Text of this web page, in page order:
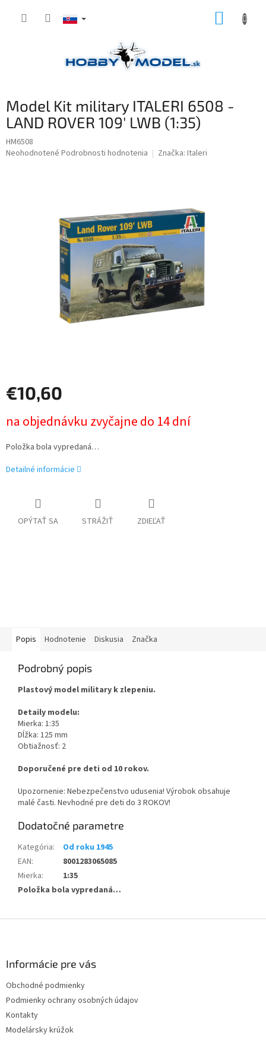
Model Kit military ITALERI 6508 -
LAND ROVER 109' LWB (1:35)
HM6508
Priemerné
Neohodnotené Podrobnosti hodnotenia Značka: Italeri
€10,60
cena:
na objednávku zvyčajne do 14 dní
Položka bola vypredaná…
Detailné informácie
OPÝTAŤ SA STRÁŽIŤ ZDIEĽAŤ
Popis Hodnotenie Diskusia Značka
Podrobný popis
Plastový model military k zlepeniu.
Detaily modelu:
Mierka: 1:35
Dĺžka: 125 mm
Obtiažnosť: 2
Doporučené pre deti od 10 rokov.
Upozornenie: Nebezpečenstvo udusenia! Výrobok obsahuje
malé časti. Nevhodné pre deti do 3 ROKOV!
Dodatočné parametre
Kategória:
Od roku 1945
EAN:
8001283065085
Mierka:
1:35
Položka bola vypredaná…
Informácie pre vás
Obchodné podmienky
Podmienky ochrany osobných údajov
Kontakty
Modelársky krúžok